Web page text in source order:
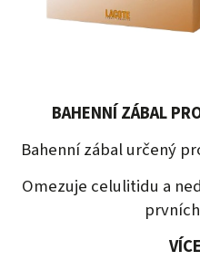
BAHENNÍ ZÁBAL
Bahenní zábal určený
Omezuje celulitidu a